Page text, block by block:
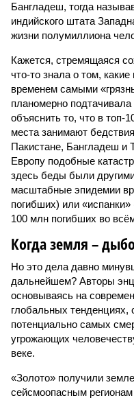
Бангладеш, тогда
индийского штата
жизни полумиллиона
Кажется, стремящаяся
что-то знала о том,
временем самыми
планомерно
объяснить то, что в топ-
места занимают
Пакистане, Бангладеш и
Европу подобные
здесь беды были
масштабные эпидемии
погибших) или
100 млн погибших во
Когда земля –
Но это дела давно
дальнейшем? Авторы
основываясь на
глобальных тенденциях,
потенциально самых
угрожающих
веке.
«Золото» получили
сейсмоопасным регионам